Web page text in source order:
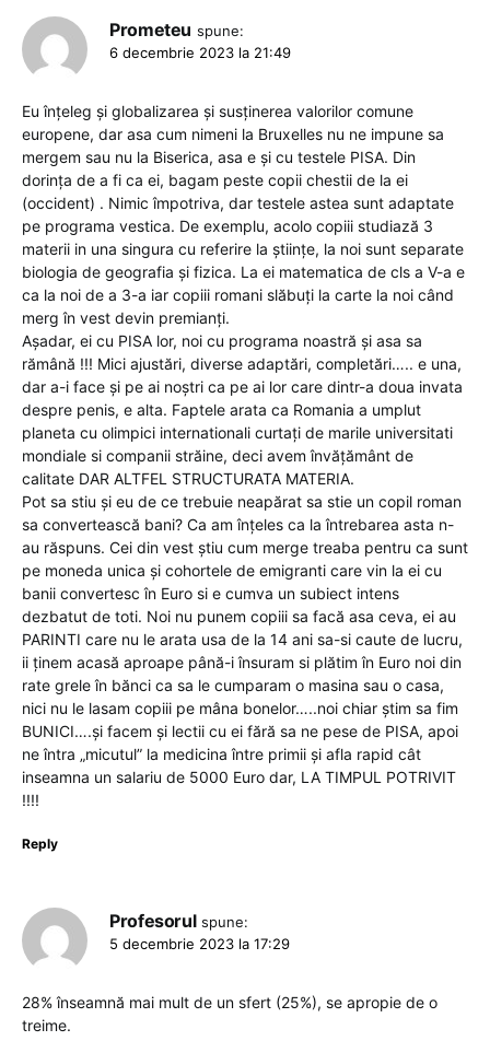
Prometeu spune:
6 decembrie 2023 la 21:49
Eu înțeleg și globalizarea și susținerea valorilor comune
europene, dar asa cum nimeni la Bruxelles nu ne impune sa
mergem sau nu la Biserica, asa e și cu testele PISA. Din
dorința de a fi ca ei, bagam peste copii chestii de la ei
(occident) . Nimic împotriva, dar testele astea sunt adaptate
pe programa vestica. De exemplu, acolo copiii studiază 3
materii in una singura cu referire la științe, la noi sunt separate
biologia de geografia și fizica. La ei matematica de cls a V-a e
ca la noi de a 3-a iar copiii romani slăbuți la carte la noi când
merg în vest devin premianți.
Așadar, ei cu PISA lor, noi cu programa noastră și asa sa
rămână !!! Mici ajustări, diverse adaptări, completări….. e una,
dar a-i face și pe ai noștri ca pe ai lor care dintr-a doua invata
despre penis, e alta. Faptele arata ca Romania a umplut
planeta cu olimpici internationali curtați de marile universitati
mondiale si companii străine, deci avem învățământ de
calitate DAR ALTFEL STRUCTURATA MATERIA.
Pot sa stiu și eu de ce trebuie neapărat sa stie un copil roman
sa convertească bani? Ca am înțeles ca la întrebarea asta n-
au răspuns. Cei din vest știu cum merge treaba pentru ca sunt
pe moneda unica și cohortele de emigranti care vin la ei cu
banii convertesc în Euro si e cumva un subiect intens
dezbatut de toti. Noi nu punem copiii sa facă asa ceva, ei au
PARINTI care nu le arata usa de la 14 ani sa-si caute de lucru,
ii ținem acasă aproape până-i însuram si plătim în Euro noi din
rate grele în bănci ca sa le cumparam o masina sau o casa,
nici nu le lasam copiii pe mâna bonelor…..noi chiar știm sa fim
BUNICI….și facem și lectii cu ei fără sa ne pese de PISA, apoi
ne întra „micutul” la medicina între primii și afla rapid cât
inseamna un salariu de 5000 Euro dar, LA TIMPUL POTRIVIT
!!!!
Reply
Profesorul spune:
5 decembrie 2023 la 17:29
28% înseamnă mai mult de un sfert (25%), se apropie de o
treime.